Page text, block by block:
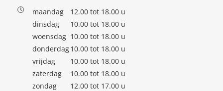
maandag
12.00 tot 18.00 u
dinsdag
10.00 tot 18.00 u
woensdag 10.00 tot 18.00 u
donderdag10.00 tot 18.00 u
vrijdag
10.00 tot 18.00 u
zaterdag
10.00 tot 18.00 u
zondag
12.00 tot 17.00 u